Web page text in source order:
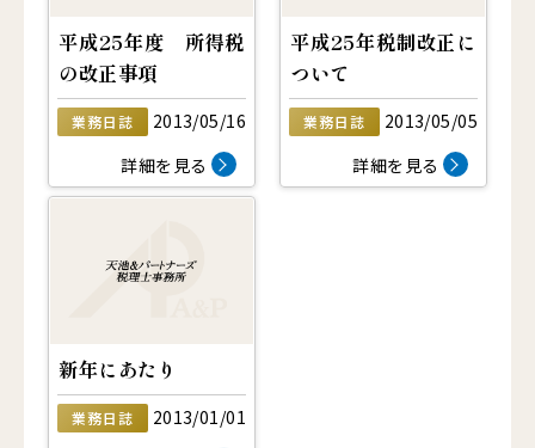
平成25年度 所得税
の改正事項
業務日誌
2013/05/16
詳細を見る
平成25年税制改正に
ついて
業務日誌
2013/05/05
詳細を見る
新年にあたり
業務日誌
2013/01/01